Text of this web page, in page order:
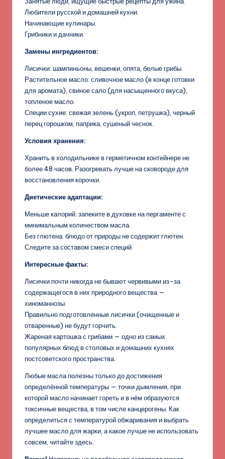
Любители русской и домашней кухни.
Начинающие кулинары.
Грибники и дачники.
Замены ингредиентов:
Лисички: шампиньоны, вешенки, опята, белые грибы.
Растительное масло: сливочное масло (в конце готовки
для аромата), свиное сало (для насыщенного вкуса),
топленое масло.
Специи сухие: свежая зелень (укроп, петрушка), черный
перец горошком, паприка, сушеный чеснок.
Условия хранения:
Хранить в холодильнике в герметичном контейнере не
более 48 часов. Разогревать лучше на сковороде для
восстановления корочки.
Диетические адаптации:
Меньше калорий: запеките в духовке на пергаменте с
минимальным количеством масла.
Без глютена: блюдо от природы не содержит глютен.
Следите за составом смеси специй.
Интересные факты:
Лисички почти никогда не бывают червивыми из-за
содержащегося в них природного вещества —
хиноманнозы.
Правильно подготовленные лисички (очищенные и
отваренные) не будут горчить.
Жареная картошка с грибами — одно из самых
популярных блюд в столовых и домашних кухнях
постсоветского пространства.
Любые масла полезны только до достижения
определённой температуры — точки дымления, при
которой масло начинает гореть и в нём образуются
токсичные вещества, в том числе канцерогены. Как
определиться с температурой обжаривания и выбрать
лучшее масло для жарки, а какое лучше не использовать
совсем, читайте здесь.